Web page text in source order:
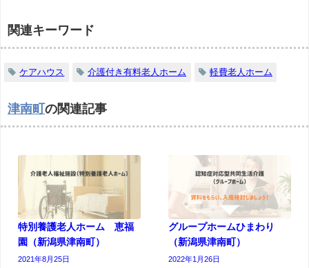
関連キーワード
ケアハウス 介護付き有料老人ホーム 軽費老人ホーム
津南町 の関連記事
特別養護老人ホーム 恵福
園（新潟県津南町）
2021年8月25日
グループホームひまわり
（新潟県津南町）
2022年1月26日